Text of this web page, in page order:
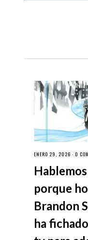
ENERO 29, 2026 · 0
porque
Brandon
ha